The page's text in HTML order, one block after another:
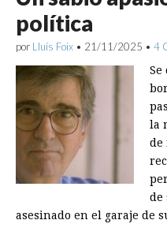
política
por Lluís Foix • 21/11/2025 • 4
Se
la
de
de
asesinado en el garaje de